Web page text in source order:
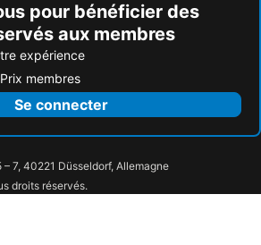
pour bénéficier des
aux membres
expérience
membres
Se connecter
– 7, 40221 Düsseldorf, Allemagne
droits réservés.